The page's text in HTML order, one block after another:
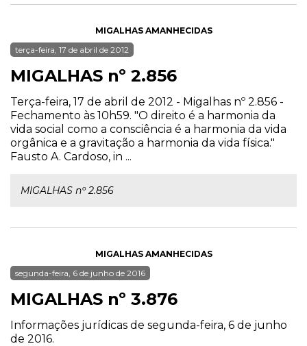
MIGALHAS AMANHECIDAS
terça-feira, 17 de abril de 2012
MIGALHAS nº 2.856
Terça-feira, 17 de abril de 2012 - Migalhas nº 2.856 -
Fechamento às 10h59. "O direito é a harmonia da
vida social como a consciência é a harmonia da vida
orgânica e a gravitação a harmonia da vida física."
Fausto A. Cardoso, in ...
MIGALHAS nº 2.856
MIGALHAS AMANHECIDAS
segunda-feira, 6 de junho de 2016
MIGALHAS nº 3.876
Informações jurídicas de segunda-feira, 6 de junho
de 2016.